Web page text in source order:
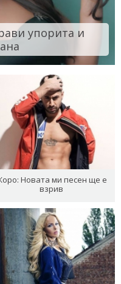
упорита и
Новата ми песен ще е
взрив